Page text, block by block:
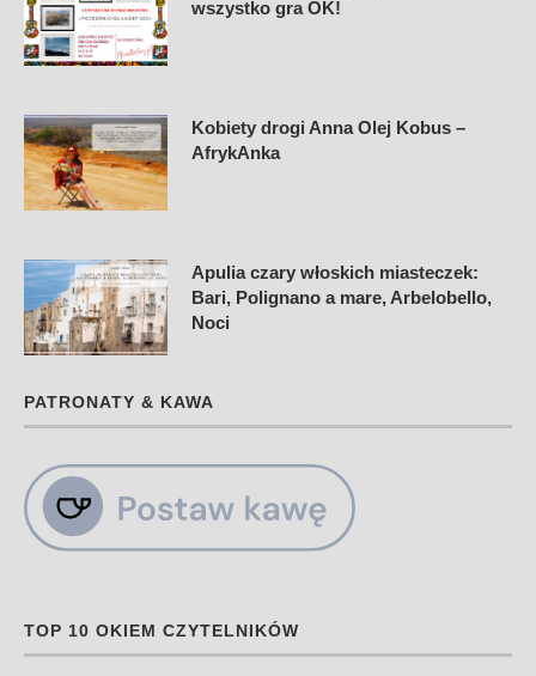
wszystko gra OK!
Kobiety drogi Anna Olej Kobus –
AfrykAnka
Apulia czary włoskich miasteczek:
Bari, Polignano a mare, Arbelobello,
Noci
PATRONATY & KAWA
TOP 10 OKIEM CZYTELNIKÓW